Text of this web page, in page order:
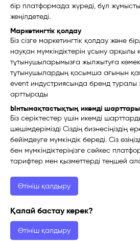
бір платформада жүреді, бұл
жеңілдетеді.
Маркетингтік қолдау
Біз сізге маркетингтік қолдау және
науқан мүмкіндіктерін ұсыну арқылы
тұтынушыларымызға жылжытуға
тұтынушылардың қосымша ағынын
event индустриясында бренд
арттырады
Ынтымақтастықтың икемді шарттары
Біз серіктестер үшін икемді
шешімдерімізді Сіздің бизнесіңіздің
бейімдеуге мүмкіндік береді. Сіз
бен мүмкіндіктеріңізге сәйкес
тарифтер мен қызметтерді теңшей
Өтініш қалдыру
Қалай бастау керек?
Өтініш қалдыру